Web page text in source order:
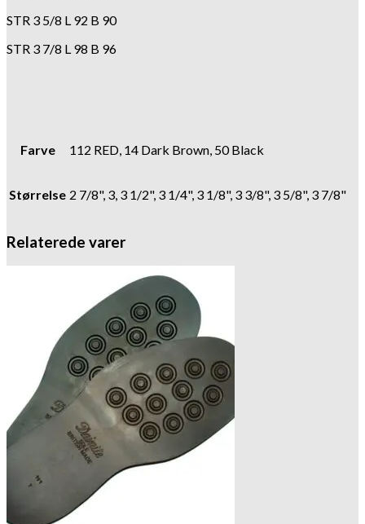
STR 3 5/8 L 92 B 90
STR 3 7/8 L 98 B 96
Farve 112 RED, 14 Dark Brown, 50 Black
Størrelse 2 7/8", 3, 3 1/2", 3 1/4", 3 1/8", 3 3/8", 3 5/8", 3 7/8"
Relaterede varer